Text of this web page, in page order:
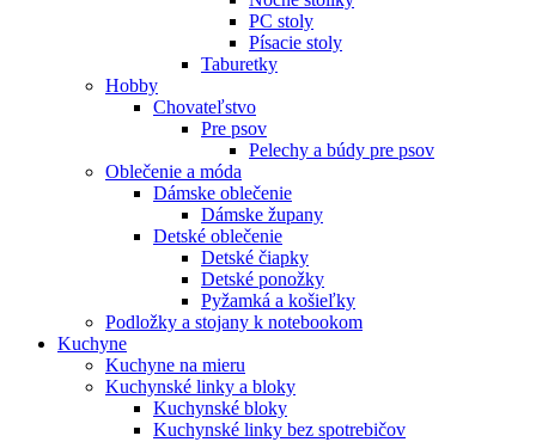
PC stoly
Písacie stoly
Taburetky
Hobby
Chovateľstvo
Pre psov
Pelechy a búdy pre psov
Oblečenie a móda
Dámske oblečenie
Dámske župany
Detské oblečenie
Detské čiapky
Detské ponožky
Pyžamká a košieľky
Podložky a stojany k notebookom
Kuchyne
Kuchyne na mieru
Kuchynské linky a bloky
Kuchynské bloky
Kuchynské linky bez spotrebičov